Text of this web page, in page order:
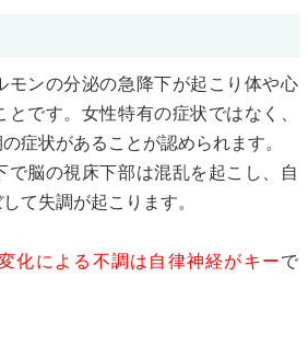
モンの分泌の急降下が起こり体や心
です。女性特有の症状ではなく、
症状があることが認められます。
で脳の視床下部は混乱を起こし、自
て失調が起こります。
化による不調は自律神経がキーで